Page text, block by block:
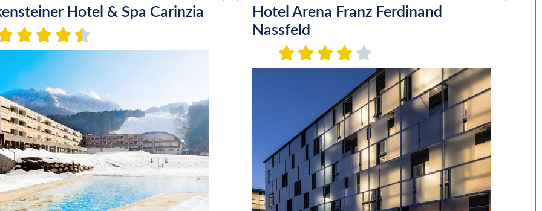
Hotel & Spa Carinzia
Hotel Arena Franz Ferdinand
Nassfeld